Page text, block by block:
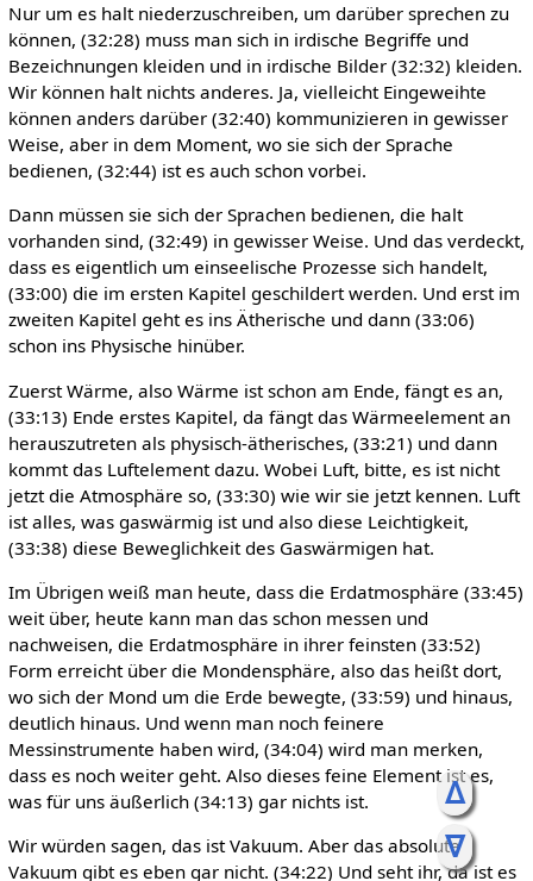
ᐃ
ᐁ
Nur um es halt niederzuschreiben, um darüber sprechen zu
können, (32:28) muss man sich in irdische Begriffe und
Bezeichnungen kleiden und in irdische Bilder (32:32) kleiden.
Wir können halt nichts anderes. Ja, vielleicht Eingeweihte
können anders darüber (32:40) kommunizieren in gewisser
Weise, aber in dem Moment, wo sie sich der Sprache
bedienen, (32:44) ist es auch schon vorbei.
Dann müssen sie sich der Sprachen bedienen, die halt
vorhanden sind, (32:49) in gewisser Weise. Und das verdeckt,
dass es eigentlich um einseelische Prozesse sich handelt,
(33:00) die im ersten Kapitel geschildert werden. Und erst im
zweiten Kapitel geht es ins Ätherische und dann (33:06)
schon ins Physische hinüber.
Zuerst Wärme, also Wärme ist schon am Ende, fängt es an,
(33:13) Ende erstes Kapitel, da fängt das Wärmeelement an
herauszutreten als physisch-ätherisches, (33:21) und dann
kommt das Luftelement dazu. Wobei Luft, bitte, es ist nicht
jetzt die Atmosphäre so, (33:30) wie wir sie jetzt kennen. Luft
ist alles, was gaswärmig ist und also diese Leichtigkeit,
(33:38) diese Beweglichkeit des Gaswärmigen hat.
Im Übrigen weiß man heute, dass die Erdatmosphäre (33:45)
weit über, heute kann man das schon messen und
nachweisen, die Erdatmosphäre in ihrer feinsten (33:52)
Form erreicht über die Mondensphäre, also das heißt dort,
wo sich der Mond um die Erde bewegte, (33:59) und hinaus,
deutlich hinaus. Und wenn man noch feinere
Messinstrumente haben wird, (34:04) wird man merken,
dass es noch weiter geht. Also dieses feine Element ist es,
was für uns äußerlich (34:13) gar nichts ist.
Wir würden sagen, das ist Vakuum. Aber das absolute
Vakuum gibt es eben gar nicht. (34:22) Und seht ihr, da ist es